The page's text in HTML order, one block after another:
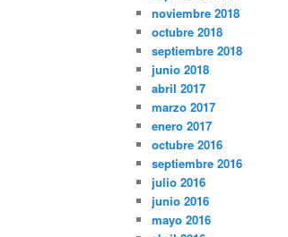
noviembre 2018
octubre 2018
septiembre 2018
junio 2018
abril 2017
marzo 2017
enero 2017
octubre 2016
septiembre 2016
julio 2016
junio 2016
mayo 2016